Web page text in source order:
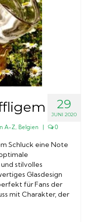
29
JUNI 2020
A-Z, Belgien 0
Schluck eine Note
stilvolles
Glasdesign
für Fans der
mit Charakter, der